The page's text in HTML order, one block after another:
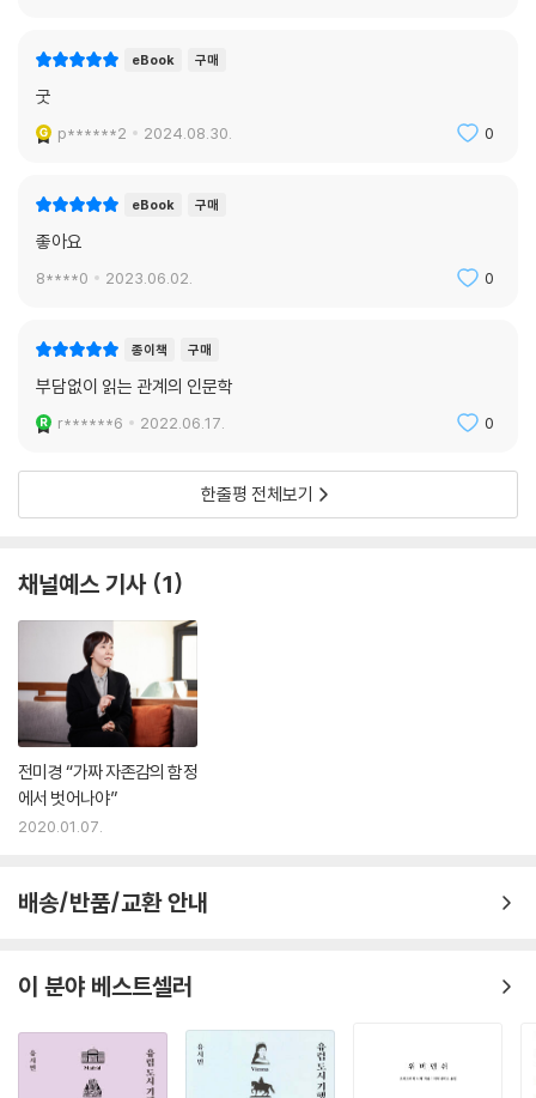
eBook 구매
굿
p******2 2024.08.30. 0
eBook 구매
좋아요
8****0 2023.06.02. 0
종이책 구매
부담없이 읽는 관계의 인문학
r******6 2022.06.17. 0
한줄평 전체보기
채널예스 기사 1
전미경 “가짜 자존감의 함정
에서 벗어나야”
2020.01.07.
배송/반품/교환 안내
이 분야 베스트셀러